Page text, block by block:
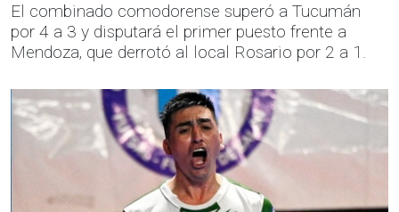
El combinado comodorense superó a Tucumán
por 4 a 3 y disputará el primer puesto frente a
Mendoza, que derrotó al local Rosario por 2 a 1.